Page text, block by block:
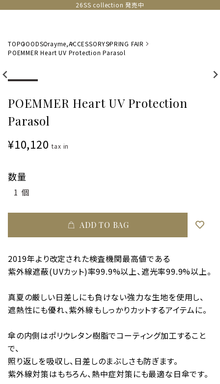
26SS collection 発売中
TOPGOODSCrayme,ACCESSORYSPRING FAIR
POEMMER Heart UV Protection Parasol
POEMMER Heart UV Protection
Parasol
¥10,120tax in
数量
ADD TO BAG
2019年より改定された検査機関最高値である
紫外線遮蔽(UVカット)率99.9%以上、遮光率99.9%以上。
真夏の厳しい日差しにも負けない強力な生地を使用し、
遮熱性にも優れ、紫外線もしっかりカットするアイテムに。
傘の内側はポリウレタン樹脂でコーティング加工すること
で、
照り返しを吸収し、日差しのまぶしさも防ぎます。
紫外線対策はもちろん、熱中症対策にも最適な日傘です。